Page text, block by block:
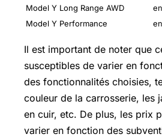
Model Y Long Range AWD
Model Y Performance
Il est important de noter que
susceptibles de varier en
des fonctionnalités choisies,
couleur de la carrosserie, les
en cuir, etc. De plus, les prix
varier en fonction des